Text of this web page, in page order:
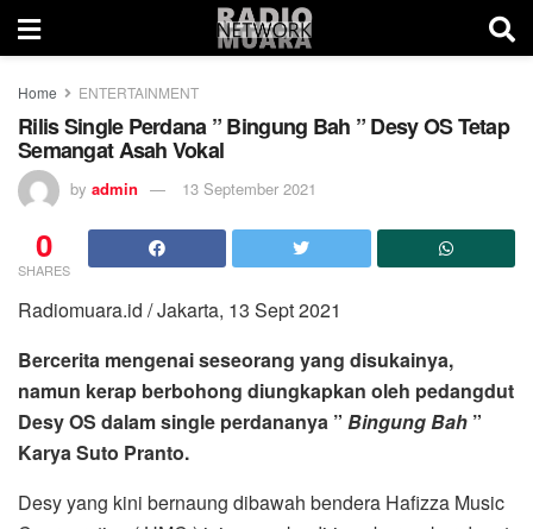
Home ENTERTAINMENT
Rilis Single Perdana ” Bingung Bah ” Desy OS Tetap
Semangat Asah Vokal
by admin 13 September 2021
0
SHARES
Radiomuara.id / Jakarta, 13 Sept 2021
Bercerita mengenai seseorang yang disukainya,
namun kerap berbohong diungkapkan oleh pedangdut
Desy OS dalam single perdananya ” Bingung Bah ”
Karya Suto Pranto.
Desy yang kini bernaung dibawah bendera Hafizza Music